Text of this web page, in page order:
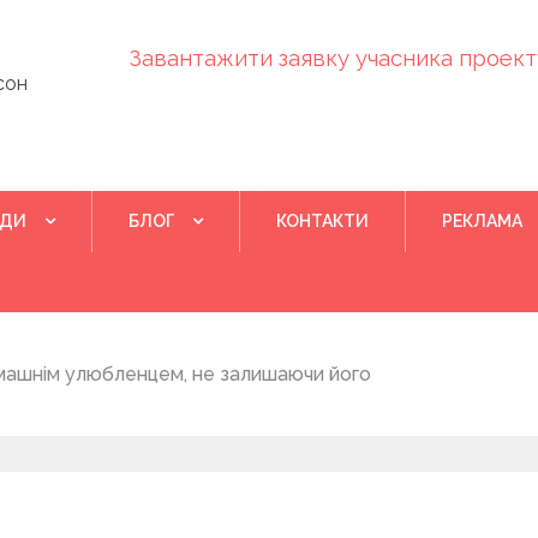
Завантажити заявку учасника
БЛОГ КОНТАКТИ РЕКЛАМА
улюбленцем, не залишаючи його